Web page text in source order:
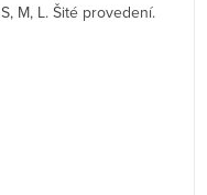
S, M, L. Šité provedení.